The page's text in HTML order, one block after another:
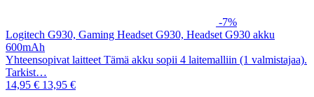
-7%
Logitech G930, Gaming Headset G930, Headset G930 akku
600mAh
Yhteensopivat laitteet Tämä akku sopii 4 laitemalliin (1 valmistajaa).
Tarkist…
14,95 € 13,95 €